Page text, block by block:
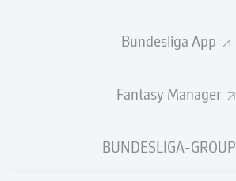
Bundesliga App
Fantasy Manager
BUNDESLIGA-GROUP